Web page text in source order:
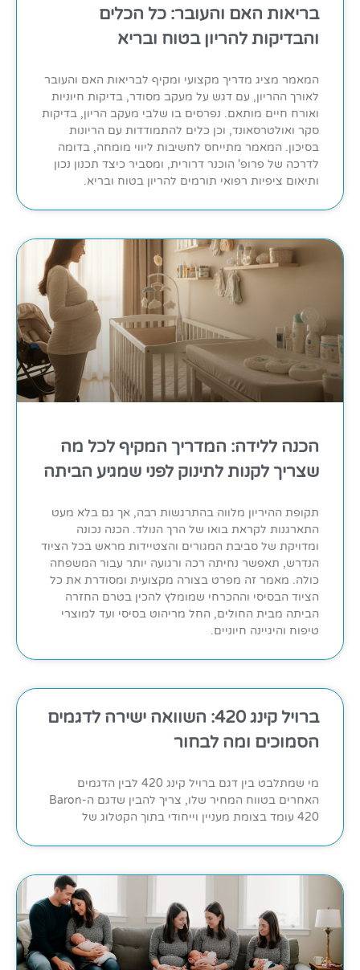
בריאות האם והעובר: כל הכלים
והבדיקות להריון בטוח ובריא
המאמר מציג מדריך מקצועי ומקיף לבריאות האם והעובר
לאורך ההריון, עם דגש על מעקב מסודר, בדיקות חיוניות
ואורח חיים מותאם. נפרסים בו שלבי מעקב הריון, בדיקות
סקר ואולטרסאונד, וכן כלים להתמודדות עם הריונות
בסיכון. המאמר מתייחס לחשיבות ליווי מומחה, בדומה
לדרכה של פרופ' הוכנר דרורית, ומסביר כיצד תכנון נכון
ותיאום ציפיות רפואי תורמים להריון בטוח ובריא.
הכנה ללידה: המדריך המקיף לכל מה
שצריך לקנות לתינוק לפני שמגיע הביתה
תקופת ההיריון מלווה בהתרגשות רבה, אך גם בלא מעט
התארגנות לקראת בואו של הרך הנולד. הכנה נכונה
ומדויקת של סביבת המגורים והצטיידות מראש בכל הציוד
הנדרש, תאפשר נחיתה רכה ורגועה יותר עבור המשפחה
כולה. מאמר זה מפרט בצורה מקצועית ומסודרת את כל
הציוד הבסיסי וההכרחי שמומלץ להכין בטרם החזרה
הביתה מבית החולים, החל מריהוט בסיסי ועד למוצרי
טיפוח והיגיינה חיוניים.
ברויל קינג 420: השוואה ישירה לדגמים
הסמוכים ומה לבחור
מי שמתלבט בין דגם ברויל קינג 420 לבין הדגמים
האחרים בטווח המחיר שלו, צריך להבין שדגם ה-Baron
420 עומד בצומת מעניין וייחודי בתוך הקטלוג של